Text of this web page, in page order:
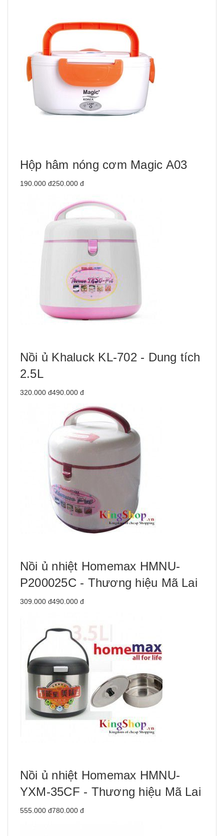
Hộp hâm nóng cơm Magic A03
190.000 đ250.000 đ
Nồi ủ Khaluck KL-702 - Dung tích
2.5L
320.000 đ490.000 đ
Nồi ủ nhiệt Homemax HMNU-
P200025C - Thương hiệu Mã Lai
309.000 đ490.000 đ
Nồi ủ nhiệt Homemax HMNU-
YXM-35CF - Thương hiệu Mã Lai
555.000 đ780.000 đ